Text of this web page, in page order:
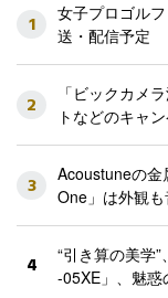
1
女子プロゴル
送・配信予定
2
「ビックカメ
トなどのキャ
3
Acoustuneの金
One」は外観も
4
“引き算の美学
-05XE」、魅惑